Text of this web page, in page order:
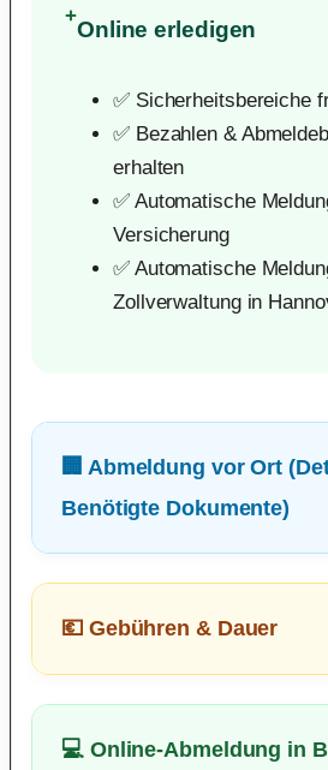
+
Online erledigen
✅ Sicherheitsbereiche
✅ Bezahlen &
erhalten
✅ Automatische
Versicherung
✅ Automatische
Zollverwaltung in
🏢 Abmeldung vor Ort
Benötigte Dokumente)
💶 Gebühren & Dauer
💻 Online-Abmeldung in